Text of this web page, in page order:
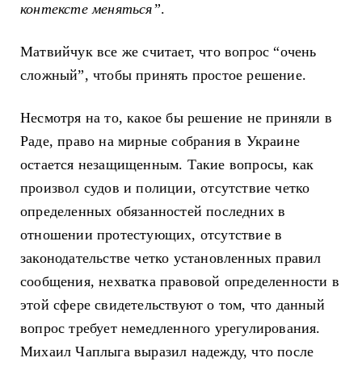
контексте меняться”.
Матвийчук все же считает, что вопрос “очень
сложный”, чтобы принять простое решение.
Несмотря на то, какое бы решение не приняли в
Раде, право на мирные собрания в Украине
остается незащищенным. Такие вопросы, как
произвол судов и полиции, отсутствие четко
определенных обязанностей последних в
отношении протестующих, отсутствие в
законодательстве четко установленных правил
сообщения, нехватка правовой определенности в
этой сфере свидетельствуют о том, что данный
вопрос требует немедленного урегулирования.
Михаил Чаплыга выразил надежду, что после